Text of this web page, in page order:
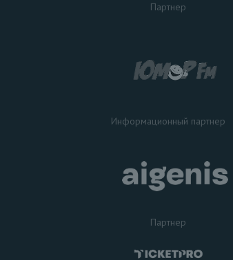
Партнер
Информационный партнер
Партнер